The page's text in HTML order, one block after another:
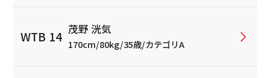
茂野 洸気
170cm/80kg/35歳/カテゴリA